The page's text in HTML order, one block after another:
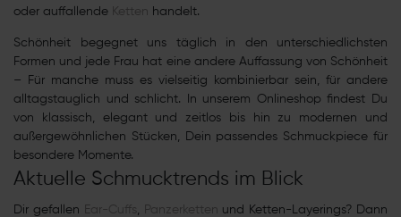
oder auffallende
Ketten handelt.
Schönheit begegnet uns täglich in den unterschiedlichsten
Formen und jede Frau hat eine andere Auffassung von Schönheit
– Für manche muss es vielseitig kombinierbar sein, für andere
alltagstauglich und schlicht. In unserem Onlineshop findest Du
von klassisch, elegant und zeitlos bis hin zu modernen und
außergewöhnlichen Stücken, Dein passendes Schmuckpiece für
besondere Momente.
Aktuelle Schmucktrends im Blick
Dir gefallen Ear-Cuffs , Panzerketten und Ketten-Layerings? Dann